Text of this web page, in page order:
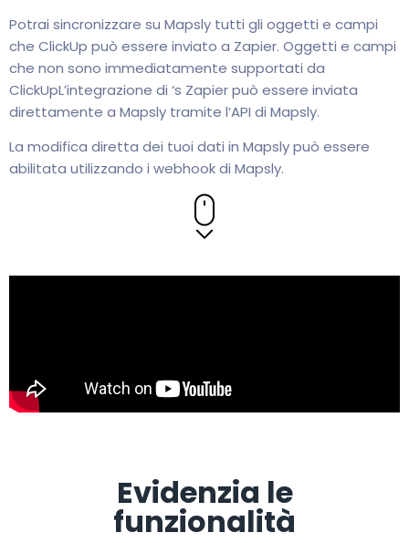
Potrai sincronizzare su Mapsly tutti gli oggetti e campi
che ClickUp può essere inviato a Zapier. Oggetti e campi
che non sono immediatamente supportati da
ClickUpL’integrazione di ‘s Zapier può essere inviata
direttamente a Mapsly tramite l’API di Mapsly.
La modifica diretta dei tuoi dati in Mapsly può essere
abilitata utilizzando i webhook di Mapsly.
Evidenzia le
funzionalità